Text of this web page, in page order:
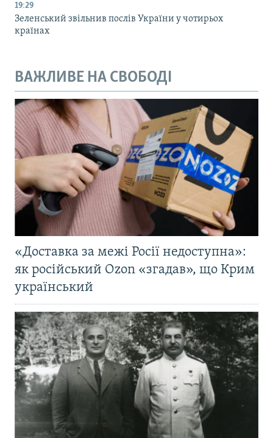
19:29
Зеленський звільнив послів України у чотирьох
країнах
ВАЖЛИВЕ НА СВОБОДІ
«Доставка за межі Росії недоступна»:
як російський Ozon «згадав», що Крим
український